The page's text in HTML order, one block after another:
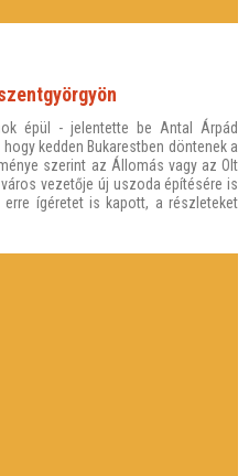
épül - jelentette be Antal Árpád
kedden Bukarestben döntenek a
szerint az Állomás vagy az Olt
vezetője új uszoda építésére is
ígéretet is kapott, a részleteket